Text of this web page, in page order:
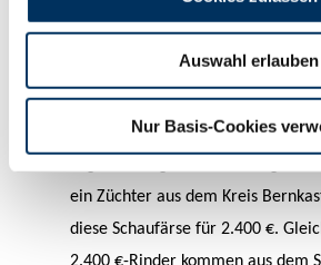
Auswahl erlauben
Nur Basis-Cookies
Langlebigkeit, immerhin hat die
Laktationen produziert, und in der
stehen bei dieser Holsteinfärse
Milch mit 3,7 % Eiweiß. Mit einer
ein Züchter aus dem Kreis
diese Schaufärse für 2.400 €.